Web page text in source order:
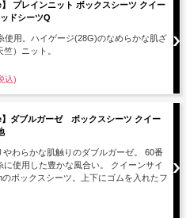
プレインニット ボックスシーツ クイー
ドシーツQ
使用。ハイゲージ(28G)のなめらかな肌ざ
）ニット。
込)
】ダブルガーゼ ボックスシーツ クイー
やわらかな肌触りのダブルガーゼ。 60番
に使用した豊かな風合い。 クイーンサイ
ボックスシーツ。上下にゴムを入れたフ